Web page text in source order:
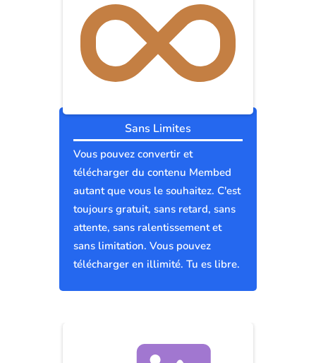
Sans Limites
Vous pouvez convertir et
télécharger du contenu Membed
autant que vous le souhaitez. C'est
toujours gratuit, sans retard, sans
attente, sans ralentissement et
sans limitation. Vous pouvez
télécharger en illimité. Tu es libre.